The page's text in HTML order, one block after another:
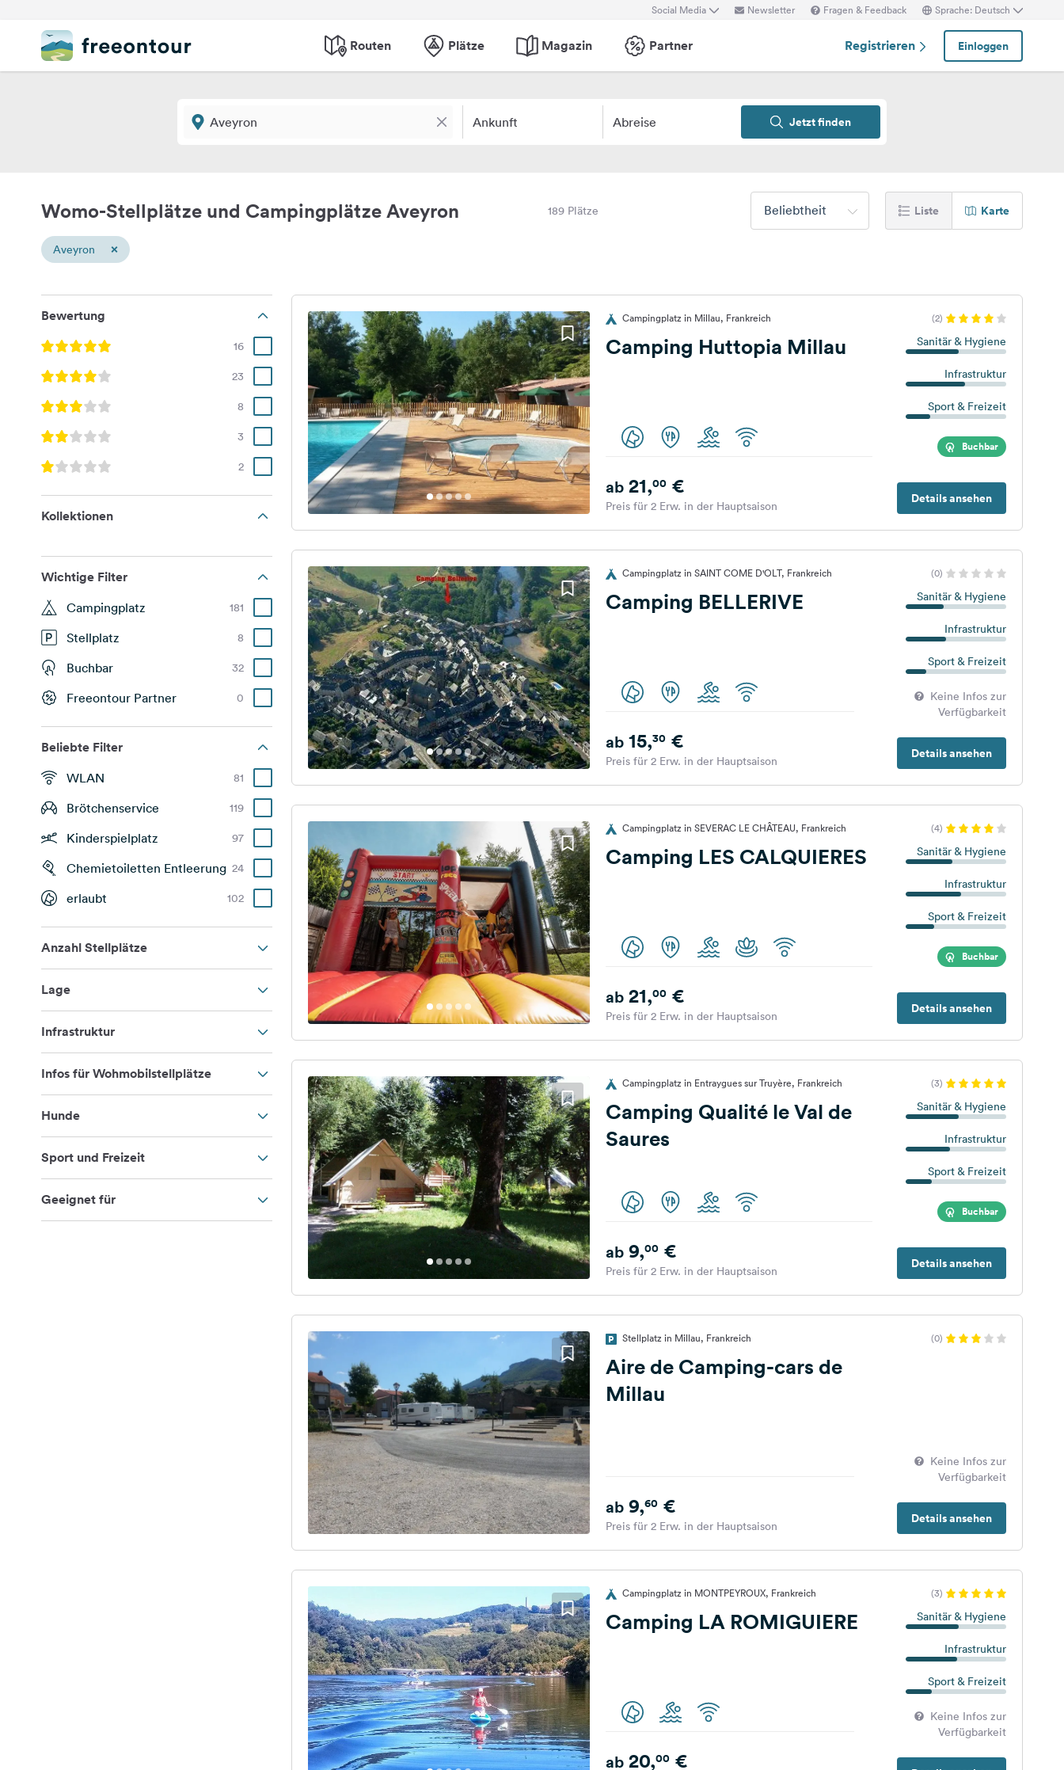
Social Media Newsletter Fragen & Feedback Sprache: Deutsch
Routen Plätze Magazin Partner Registrieren Einloggen
Ankunft Abreise Jetzt finden
Womo-Stellplätze und Campingplätze Aveyron 189 Plätze Beliebtheit Liste Karte
Aveyron ×
Bewertung
16
23
8
3
2
Kollektionen
Wichtige Filter
Campingplatz 181
Stellplatz 8
Buchbar 32
Freeontour Partner 0
Beliebte Filter
WLAN 81
Brötchenservice 119
Kinderspielplatz 97
Chemietoiletten Entleerung 24
erlaubt 102
Anzahl Stellplätze
Lage
Infrastruktur
Infos für Wohmobilstellplätze
Hunde
Sport und Freizeit
Geeignet für
Campingplatz in Millau, Frankreich (2)
Camping Huttopia Millau Sanitär & Hygiene
Infrastruktur
Sport & Freizeit
Buchbar
Details ansehen
ab21,00€
Preis für 2 Erw. in der Hauptsaison
Campingplatz in SAINT COME D'OLT, Frankreich (0)
Camping BELLERIVE Sanitär & Hygiene
Infrastruktur
Sport & Freizeit
Keine Infos zur
Verfügbarkeit
Details ansehen
ab15,30€
Preis für 2 Erw. in der Hauptsaison
Campingplatz in SEVERAC LE CHÂTEAU, Frankreich (4)
Camping LES CALQUIERES Sanitär & Hygiene
Infrastruktur
Sport & Freizeit
Buchbar
Details ansehen
ab21,00€
Preis für 2 Erw. in der Hauptsaison
Campingplatz in Entraygues sur Truyère, Frankreich (3)
Camping Qualité le Val de
Saures
Sanitär & Hygiene
Infrastruktur
Sport & Freizeit
Buchbar
Details ansehen
ab9,00€
Preis für 2 Erw. in der Hauptsaison
Stellplatz in Millau, Frankreich (0)
Aire de Camping-cars de
Millau
Keine Infos zur
Verfügbarkeit
Details ansehen
ab9,60€
Preis für 2 Erw. in der Hauptsaison
Campingplatz in MONTPEYROUX, Frankreich (3)
Camping LA ROMIGUIERE Sanitär & Hygiene
Infrastruktur
Sport & Freizeit
Keine Infos zur
Verfügbarkeit
ab20,00€